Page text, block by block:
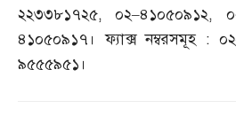
২২৩৩৮১৭২৫,০২–৪১০৫০৯১২,
৪১০৫০৯১৭। ফ্যাক্স নম্বরসমূহ : ০২
৯৫৫৫৯৫১।